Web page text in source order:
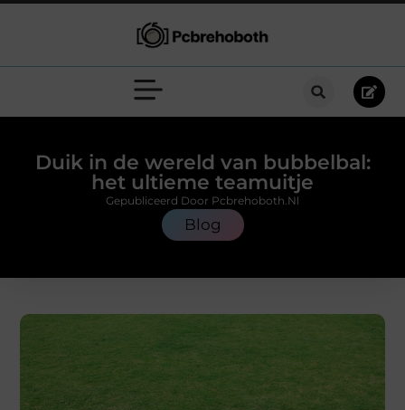
Duik in de wereld van bubbelbal:
het ultieme teamuitje
Blog
Gepubliceerd Door Pcbrehoboth.nl